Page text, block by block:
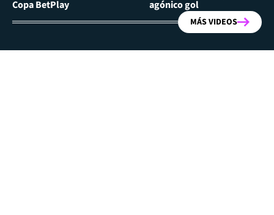
Copa BetPlay
agónico gol
MÁS VIDEOS